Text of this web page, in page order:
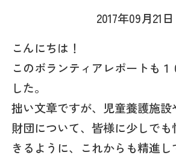
2017年09月21日
こんにちは！
このボランティアレポートも
した。
拙い文章ですが、児童養護施設
財団について、皆様に少しで
きるように、これからも精進し